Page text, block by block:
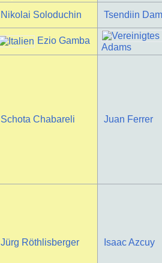
Nikolai Soloduchin Tsendiin
Ezio Gamba
Adams
Schota Chabareli Juan Ferrer
Jürg Röthlisberger Isaac Azcuy